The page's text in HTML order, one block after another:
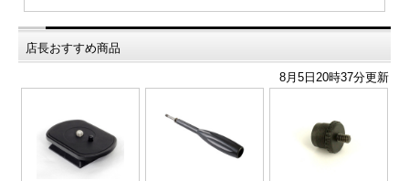
店長おすすめ商品